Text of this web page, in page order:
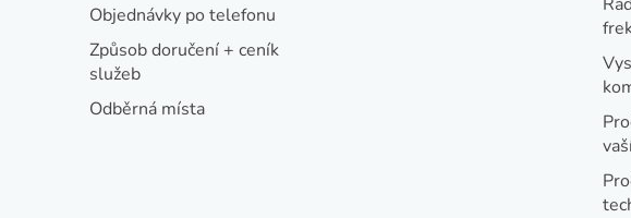
Objednávky po telefonu
Způsob doručení + ceník
služeb
Odběrná místa